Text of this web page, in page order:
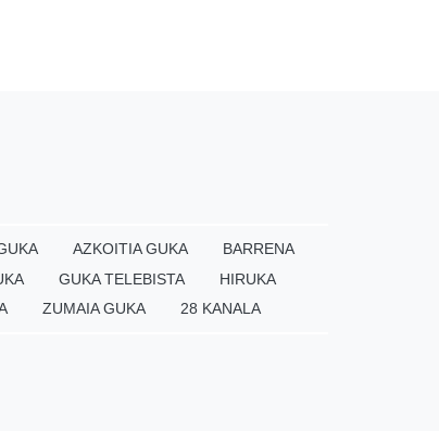
AZKOITIA GUKA
BARRENA
GUKA TELEBISTA
HIRUKA
ZUMAIA GUKA 28 KANALA